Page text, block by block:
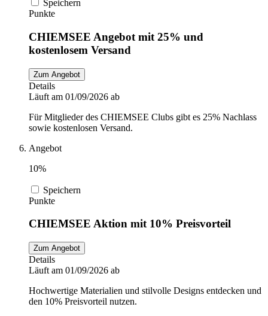
Speichern
Punkte
CHIEMSEE Angebot mit 25% und
kostenlosem Versand
Zum Angebot
Details
Läuft am 01/09/2026 ab
Für Mitglieder des CHIEMSEE Clubs gibt es 25% Nachlass
sowie kostenlosen Versand.
Angebot
10%
Speichern
Punkte
CHIEMSEE Aktion mit 10% Preisvorteil
Zum Angebot
Details
Läuft am 01/09/2026 ab
Hochwertige Materialien und stilvolle Designs entdecken und
den 10% Preisvorteil nutzen.